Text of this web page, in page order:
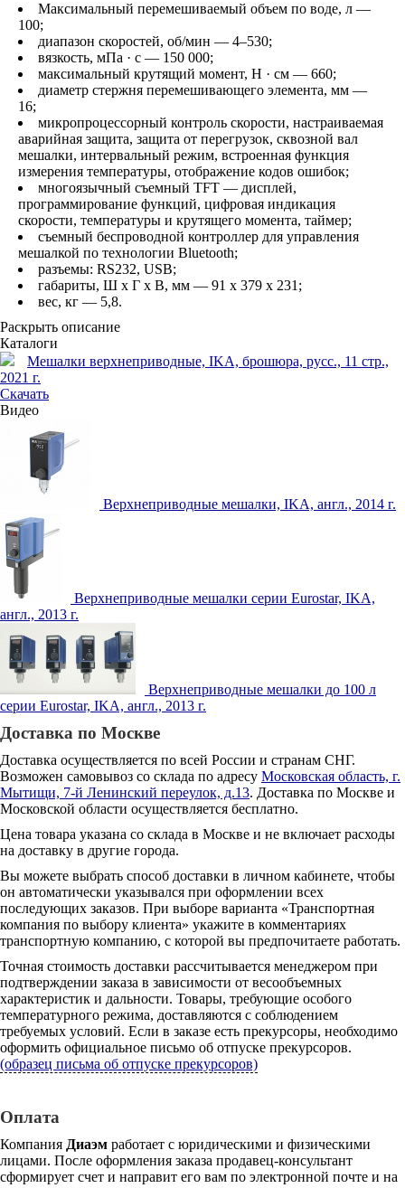
Максимальный перемешиваемый объем по воде, л —
100;
диапазон скоростей, об/мин — 4–530;
вязкость, мПа · с — 150 000;
максимальный крутящий момент, Н · см — 660;
диаметр стержня перемешивающего элемента, мм —
16;
микропроцессорный контроль скорости, настраиваемая
аварийная защита, защита от перегрузок, сквозной вал
мешалки, интервальный режим, встроенная функция
измерения температуры, отображение кодов ошибок;
многоязычный съемный TFT — дисплей,
программирование функций, цифровая индикация
скорости, температуры и крутящего момента, таймер;
съемный беспроводной контроллер для управления
мешалкой по технологии Bluetooth;
разъемы: RS232, USB;
габариты, Ш х Г х В, мм — 91 x 379 x 231;
вес, кг — 5,8.
Раскрыть описание
Каталоги
Мешалки верхнеприводные, IKA, брошюра, русс., 11 стр.,
2021 г.
Скачать
Видео
Верхнеприводные мешалки, IKA, англ., 2014 г.
Верхнеприводные мешалки серии Eurostar, IKA,
англ., 2013 г.
Верхнеприводные мешалки до 100 л
серии Eurostar, IKA, англ., 2013 г.
Доставка по Москве
Доставка осуществляется по всей России и странам СНГ.
Возможен самовывоз со склада по адресу Московская область, г.
Мытищи, 7-й Ленинский переулок, д.13. Доставка по Москве и
Московской области осуществляется бесплатно.
Цена товара указана со склада в Москве и не включает расходы
на доставку в другие города.
Вы можете выбрать способ доставки в личном кабинете, чтобы
он автоматически указывался при оформлении всех
последующих заказов. При выборе варианта «Транспортная
компания по выбору клиента» укажите в комментариях
транспортную компанию, с которой вы предпочитаете работать.
Точная стоимость доставки рассчитывается менеджером при
подтверждении заказа в зависимости от весообъемных
характеристик и дальности. Товары, требующие особого
температурного режима, доставляются с соблюдением
требуемых условий. Если в заказе есть прекурсоры, необходимо
оформить официальное письмо об отпуске прекурсоров.
(образец письма об отпуске прекурсоров)
Оплата
Компания Диаэм работает с юридическими и физическими
лицами. После оформления заказа продавец-консультант
сформирует счет и направит его вам по электронной почте и на